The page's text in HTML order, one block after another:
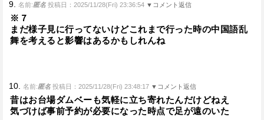
9. 名前:匿名 投稿日：2025/11/28(Fri) 23:36:54 ▼コメント返信
※７
まだ様子見に行ってないけどこれまで行った時の中国語乱
舞を考えると影響はあるかもしれんね
10. 名前:匿名 投稿日：2025/11/28(Fri) 23:48:17 ▼コメント返信
昔はお台場ダムベーも気軽に立ち寄れたんだけどねえ
気づけば事前予約が必要になった時点で足が遠のいた